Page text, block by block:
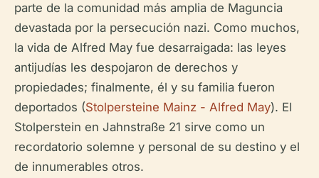
parte de la comunidad más amplia de Maguncia
devastada por la persecución nazi. Como muchos,
la vida de Alfred May fue desarraigada: las leyes
antijudías les despojaron de derechos y
propiedades; finalmente, él y su familia fueron
deportados (Stolpersteine Mainz - Alfred May). El
Stolperstein en Jahnstraße 21 sirve como un
recordatorio solemne y personal de su destino y el
de innumerables otros.